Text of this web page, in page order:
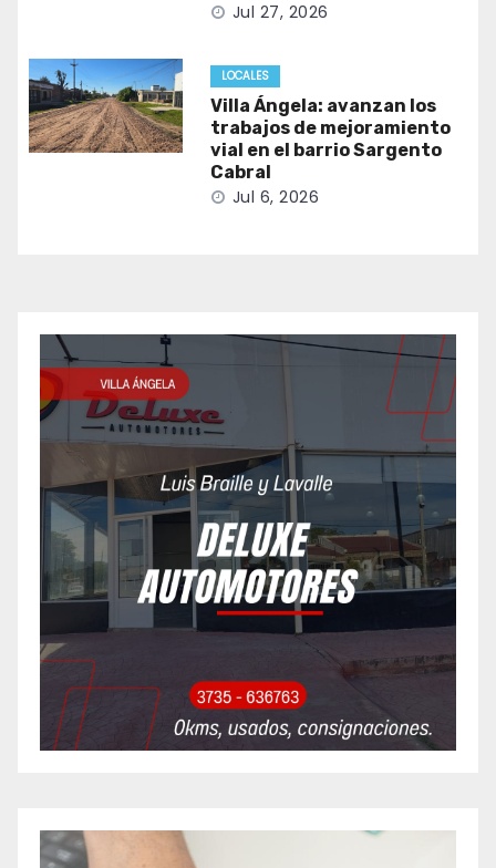
Jul 27, 2026
LOCALES
Villa Ángela: avanzan los
trabajos de mejoramiento
vial en el barrio Sargento
Cabral
Jul 6, 2026